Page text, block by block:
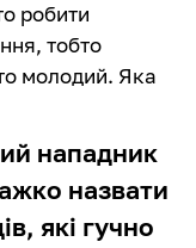
робити
тобто
молодий. Яка
нападник
назвати
які гучно